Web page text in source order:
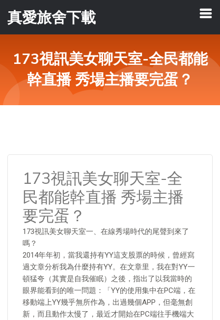
真愛旅舍下載
173視訊美女聊天室-全民都能
幹直播 秀場主播要完蛋？
173視訊美女聊天室-全
民都能幹直播 秀場主播
要完蛋？
173視訊美女聊天室一、在線秀場時代的尾聲到來了
嗎？
2014年年初，當我還持有YY這支股票的時候，曾經寫
過文章分析我為什麼持有YY。在文章里，我在對YY一
頓猛夸（其實是自我催眠）之後，指出了以我當時的
眼界能看到的唯一問題：「YY的使用集中在PC端，在
移動端上YY幾乎無所作為，出過幾個APP，但毫無創
新，而且動作太慢了，最近才開始在PC端往手機端大